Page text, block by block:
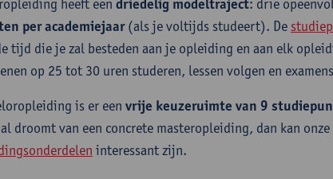
heeft een driedelig modeltraject: drie
per academiejaar(als je voltijds studeert). De
tijd die je zal besteden aan je opleiding en aan elk
op 25 tot 30 uren studeren, lessen volgen en
is er een vrije keuzeruimte van 9
droomt van een concrete masteropleiding, dan kan onze
interessant zijn.